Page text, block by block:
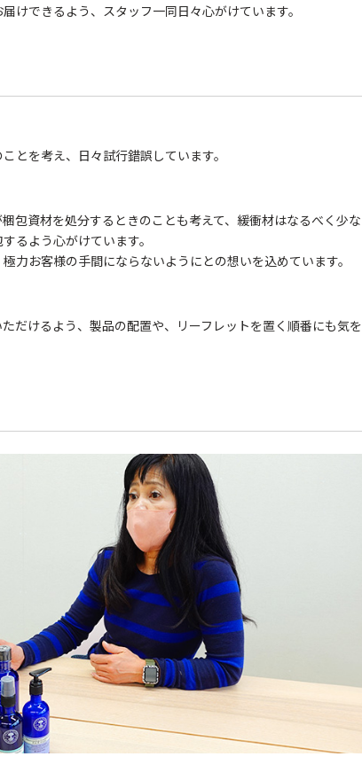
けできるよう、スタッフ一同日々心がけています。
とを考え、日々試行錯誤しています。
包資材を処分するときのことも考えて、緩衝材はなるべく少な
るよう心がけています。
力お客様の手間にならないようにとの想いを込めています。
だけるよう、製品の配置や、リーフレットを置く順番にも気を